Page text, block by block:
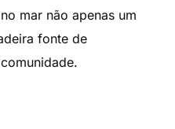
mar não apenas um
fonte de